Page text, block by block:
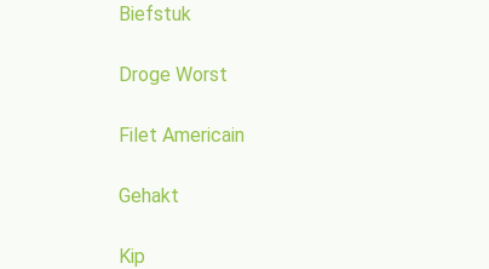
Biefstuk
Droge Worst
Filet Americain
Gehakt
Kip